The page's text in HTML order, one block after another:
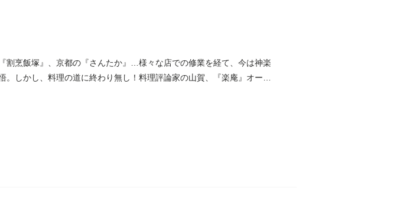
割烹飯塚』、京都の『さんたか』…様々な店での修業を経て、今は神楽
しかし、料理の道に終わり無し！料理評論家の山賀、『楽庵』オーナ